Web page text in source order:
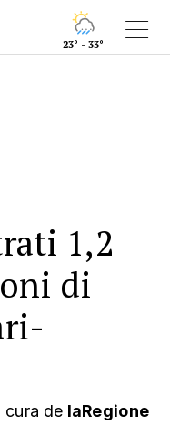
23° - 33°
1,2
di
cura de laRegione